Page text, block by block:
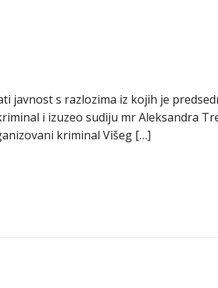
javnost s razlozima iz kojih je
i izuzeo sudiju mr Aleksandra
kriminal Višeg […]